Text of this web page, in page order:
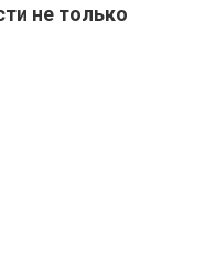
не только